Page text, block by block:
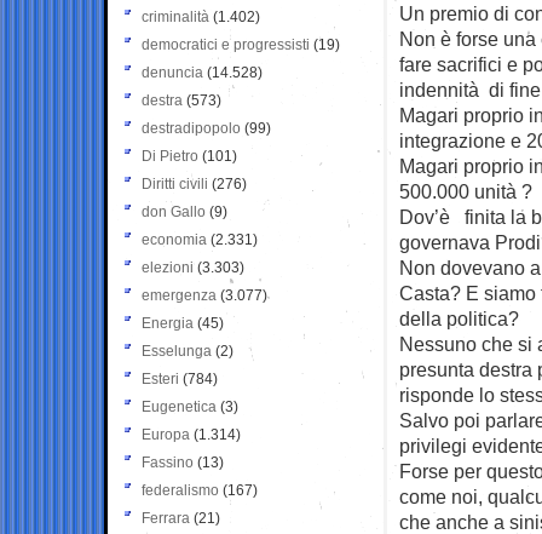
Un premio di
Non è forse
fare sacrifici e
indennità di
Magari proprio
integrazione e
Magari proprio
500.000 unità ?
Dov’è finita la
governava
Non dovevano
Casta? E siamo
della politica?
Nessuno che si
presunta destra
risponde lo
Salvo poi
privilegi
Forse per
come noi,
che anche a
criminalità (1.402)
democratici e progressisti (19)
denuncia (14.528)
destra (573)
destradipopolo (99)
Di Pietro (101)
Diritti civili (276)
don Gallo (9)
economia (2.331)
elezioni (3.303)
emergenza (3.077)
Energia (45)
Esselunga (2)
Esteri (784)
Eugenetica (3)
Europa (1.314)
Fassino (13)
federalismo (167)
Ferrara (21)